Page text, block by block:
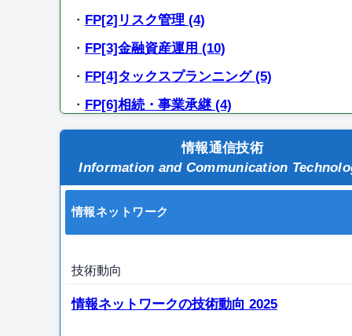
・ FP[2]リスク管理 (4)
・ FP[3]金融資産運用 (10)
・ FP[4]タックスプランニング (5)
・ FP[6]相続・事業承継 (4)
情報通信技術
Information and Communication
情報ネットワーク
技術動向
情報ネットワークの技術動向 2025